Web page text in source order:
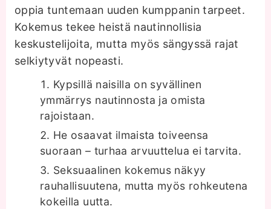
oppia tuntemaan uuden kumppanin tarpeet.
Kokemus tekee heistä nautinnollisia
keskustelijoita, mutta myös sängyssä rajat
selkiytyvät nopeasti.
Kypsillä naisilla on syvällinen
ymmärrys nautinnosta ja omista
rajoistaan.
He osaavat ilmaista toiveensa
suoraan – turhaa arvuuttelua ei tarvita.
Seksuaalinen kokemus näkyy
rauhallisuutena, mutta myös rohkeutena
kokeilla uutta.